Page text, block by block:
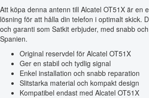
Att köpa denna antenn till Alcatel OT51X är en
lösning för att hålla din telefon i optimalt skick.
och garanti som Satkit erbjuder, med snabb
Spanien.
Original reservdel för Alcatel OT51X
Ger en stabil och tydlig signal
Enkel installation och snabb reparation
Slitstarka material och kompakt design
Kompatibel endast med Alcatel OT51X